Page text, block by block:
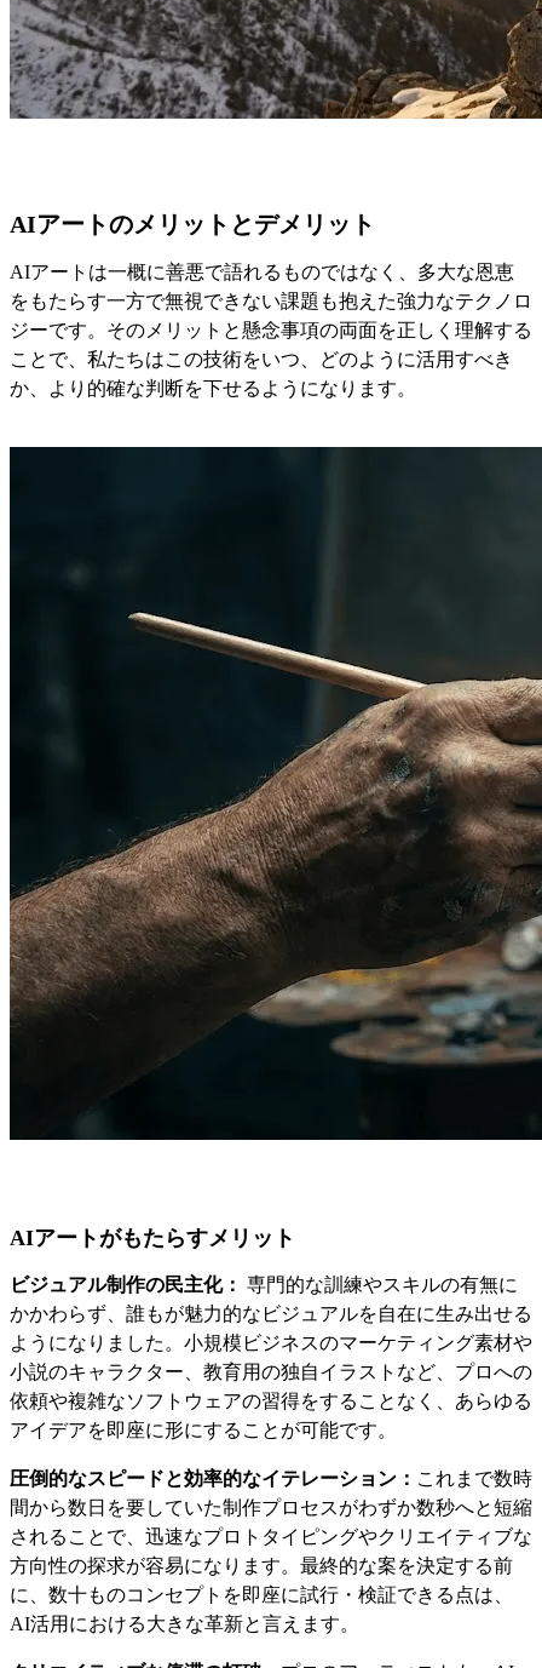
AIアートのメリットとデメリット
AIアートは一概に善悪で語れるものではなく、多大な恩恵
をもたらす一方で無視できない課題も抱えた強力なテクノロ
ジーです。そのメリットと懸念事項の両面を正しく理解する
ことで、私たちはこの技術をいつ、どのように活用すべき
か、より的確な判断を下せるようになります。
AIアートがもたらすメリット
ビジュアル制作の民主化： 専門的な訓練やスキルの有無に
かかわらず、誰もが魅力的なビジュアルを自在に生み出せる
ようになりました。小規模ビジネスのマーケティング素材や
小説のキャラクター、教育用の独自イラストなど、プロへの
依頼や複雑なソフトウェアの習得をすることなく、あらゆる
アイデアを即座に形にすることが可能です。
圧倒的なスピードと効率的なイテレーション： これまで数時
間から数日を要していた制作プロセスがわずか数秒へと短縮
されることで、迅速なプロトタイピングやクリエイティブな
方向性の探求が容易になります。最終的な案を決定する前
に、数十ものコンセプトを即座に試行・検証できる点は、
AI活用における大きな革新と言えます。